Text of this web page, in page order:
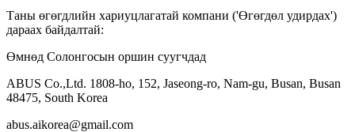
Таны өгөгдлийн хариуцлагатай компани ('Өгөгдөл удирдах')
дараах байдалтай:
Өмнөд Солонгосын оршин суугчдад
ABUS Co.,Ltd. 1808-ho, 152, Jaseong-ro, Nam-gu, Busan, Busan
48475, South Korea
abus.aikorea@gmail.com